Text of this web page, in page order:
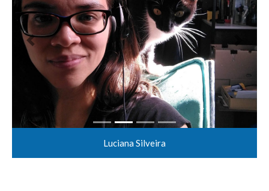
Luciana Silveira
Anterior Próximo